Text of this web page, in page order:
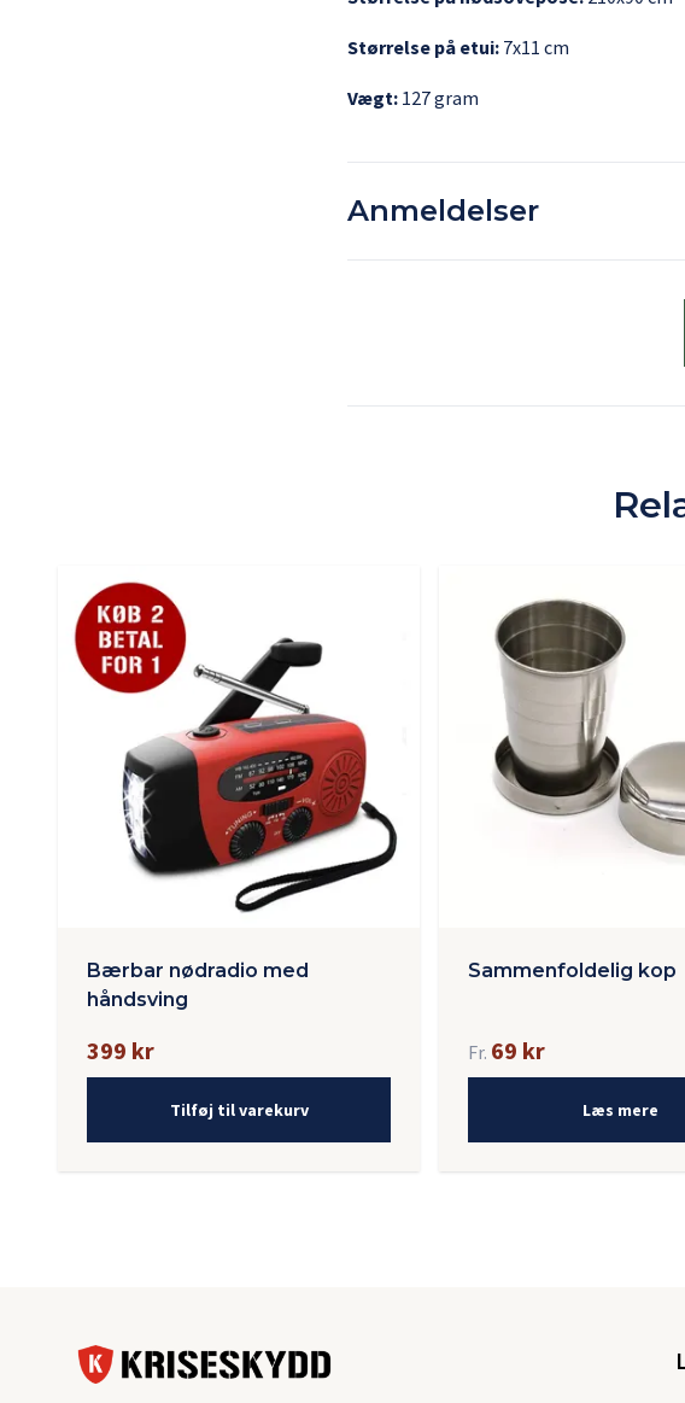
Størrelse på etui: 7x11 cm
Vægt: 127 gram
Anmeldelser
Bærbar nødradio med
håndsving
399 kr
Tilføj til varekurv
Sammenfoldelig kop
Fr. 69 kr
Læs mere